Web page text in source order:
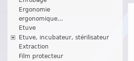
Ergonomie
ergonomique...
Etuve
Etuve, incubateur, stérilisateur
Extraction
Film protecteur